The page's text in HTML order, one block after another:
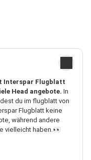
Interspar Flugblatt
Head angebote. In
du im flugblatt von
Flugblatt keine
während andere
vielleicht haben.👀